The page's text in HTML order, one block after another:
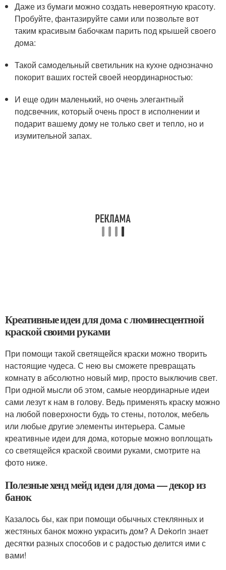
Даже из бумаги можно создать невероятную красоту.
Пробуйте, фантазируйте сами или позвольте вот
таким красивым бабочкам парить под крышей своего
дома:
Такой самодельный светильник на кухне однозначно
покорит ваших гостей своей неординарностью:
И еще один маленький, но очень элегантный
подсвечник, который очень прост в исполнении и
подарит вашему дому не только свет и тепло, но и
изумительной запах.
Креативные идеи для дома с люминесцентной
краской своими руками
При помощи такой светящейся краски можно творить
настоящие чудеса. С нею вы сможете превращать
комнату в абсолютно новый мир, просто выключив свет.
При одной мысли об этом, самые неординарные идеи
сами лезут к нам в голову. Ведь применять краску можно
на любой поверхности будь то стены, потолок, мебель
или любые другие элементы интерьера. Самые
креативные идеи для дома, которые можно воплощать
со светящейся краской своими руками, смотрите на
фото ниже.
Полезные хенд мейд идеи для дома — декор из
банок
Казалось бы, как при помощи обычных стеклянных и
жестяных банок можно украсить дом? А Dekorin знает
десятки разных способов и с радостью делится ими с
вами!